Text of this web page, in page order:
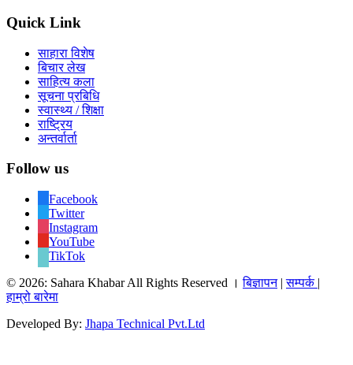
Quick Link
साहारा विशेष
बिचार लेख
साहित्य कला
सूचना प्रबिधि
स्वास्थ्य / शिक्षा
राष्ट्रिय
अन्तर्वार्ता
Follow us
Facebook
Twitter
Instagram
YouTube
TikTok
© 2026: Sahara Khabar All Rights Reserved ।बिज्ञापन|सम्पर्क |
हाम्रो बारेमा
Developed By: Jhapa Technical Pvt.Ltd